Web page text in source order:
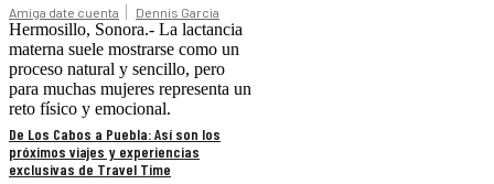
Amiga date cuenta Dennis Garcia
Hermosillo, Sonora.- La lactancia
materna suele mostrarse como un
proceso natural y sencillo, pero
para muchas mujeres representa un
reto físico y emocional.
De Los Cabos a Puebla: Así son los
próximos viajes y experiencias
exclusivas de Travel Time